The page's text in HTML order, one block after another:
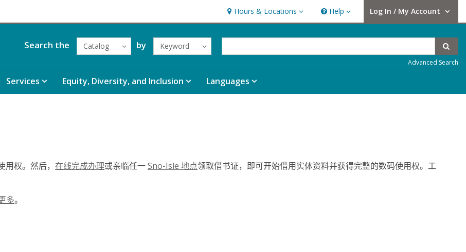
Hours & Locations
Hours & Locations Help
Help Log In / My Account
User Log In / My Account.
Search the Catalog by Keyword
Advanced Search
Services Equity, Diversity, and Inclusion Languages
权。然后， 在线完成办理或亲临任一Sno-Isle 地点领取借书证，即可开始借用实体资料并获得完整的数码使用权。工
多。